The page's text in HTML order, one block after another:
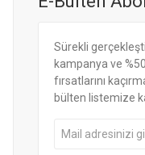
Sürekli
kampanya ve
fırsatlarını
bülten listemize